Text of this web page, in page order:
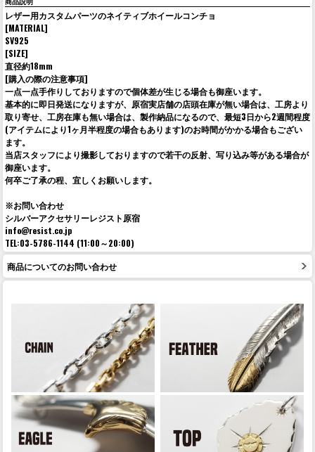
レザー用カスタムパーツのネイティブホイールコンチョ
[MATERIAL]
SV925
[SIZE]
直径約18mm
[購入の際の注意事項]
一点一点手作りしておりますので個体差が生じる場合も御座います。
基本的に即日発送になりますが、原宿実店舗の店頭在庫が無い場合は、工房より
取り寄せ、工房在庫も無い場合は、製作納品になるので、最短3日から2週間程度
(アイテムにより1ヶ月半程度の場合もあります)のお時間がかかる場合もござい
ます。
当店スタッフにより撮影しておりますので若干の反射、写り込み等がある場合が
御座います。
何卒ご了承の程、宜しくお願いします。
※お問い合わせ
シルバーアクセサリーレジスト原宿
info@resist.co.jp
TEL:03-5786-1144 (11:00～20:00)
商品についてのお問い合わせ